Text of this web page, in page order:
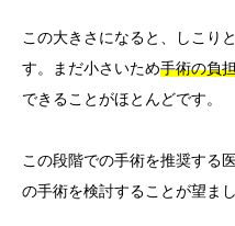
この大きさになると、しこり
す。まだ小さいため手術の負
できることがほとんどです。
この段階での手術を推奨する
の手術を検討することが望ま